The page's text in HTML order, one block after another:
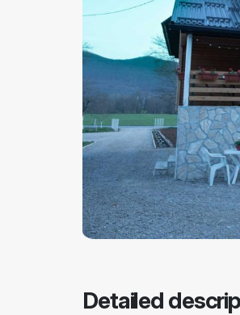
Detailed